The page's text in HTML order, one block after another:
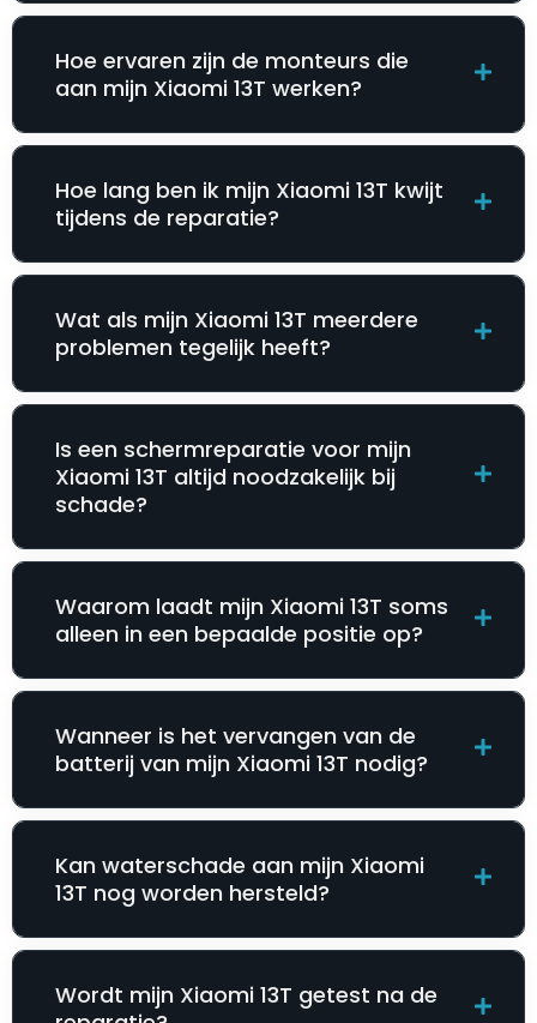
Hoe ervaren zijn de monteurs die
aan mijn Xiaomi 13T werken?
Hoe lang ben ik mijn Xiaomi 13T kwijt
tijdens de reparatie?
Wat als mijn Xiaomi 13T meerdere
problemen tegelijk heeft?
Is een schermreparatie voor mijn
Xiaomi 13T altijd noodzakelijk bij
schade?
Waarom laadt mijn Xiaomi 13T soms
alleen in een bepaalde positie op?
Wanneer is het vervangen van de
batterij van mijn Xiaomi 13T nodig?
Kan waterschade aan mijn Xiaomi
13T nog worden hersteld?
Wordt mijn Xiaomi 13T getest na de